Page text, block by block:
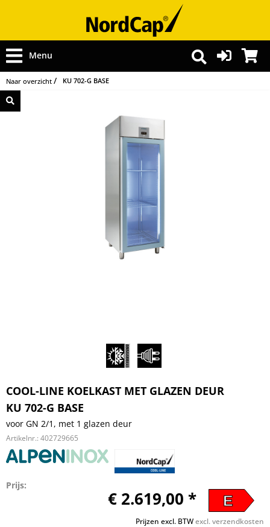
Menu
Naar overzicht KU 702-G BASE
COOL-LINE KOELKAST MET GLAZEN DEUR
KU 702-G BASE
voor GN 2/1, met 1 glazen deur
Artikelnr.: 402729665
Prijs:
€ 2.619,00 * E
Prijzen excl. BTWexcl. verzendkosten